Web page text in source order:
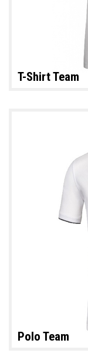
T-Shirt Team
Polo Team